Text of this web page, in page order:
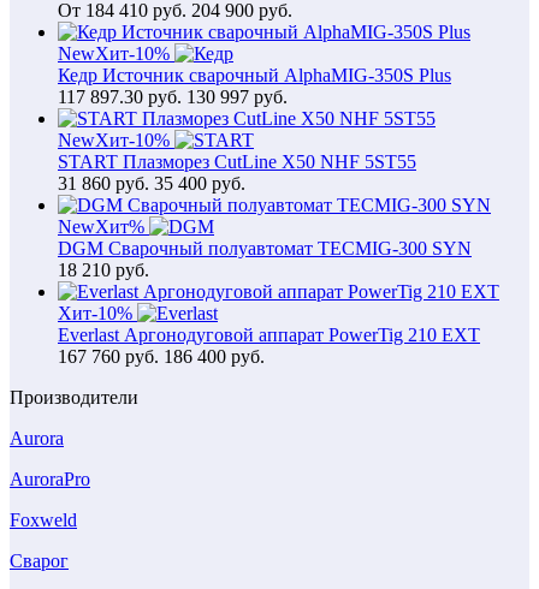
От 184 410 руб. 204 900 руб.
NewХит-10%
Кедр Источник сварочный AlphaMIG-350S Plus
117 897.30 руб. 130 997 руб.
NewХит-10%
START Плазморез CutLine X50 NHF 5ST55
31 860 руб. 35 400 руб.
NewХит%
DGM Сварочный полуавтомат TECMIG-300 SYN
18 210 руб.
Хит-10%
Everlast Аргонодуговой аппарат PowerTig 210 EXT
167 760 руб. 186 400 руб.
Производители
Aurora
AuroraPro
Foxweld
Сварог